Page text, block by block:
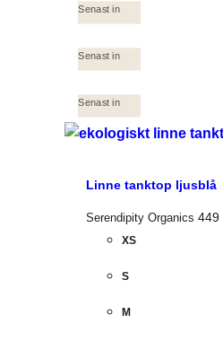
Senast in
Senast in
Senast in
Linne tanktop ljusblå
Serendipity Organics 449
XS
S
M